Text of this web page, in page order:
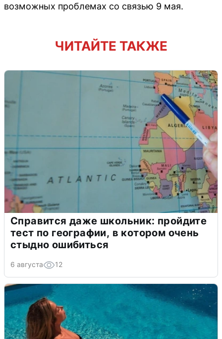
возможных проблемах со связью 9 мая.
ЧИТАЙТЕ ТАКЖЕ
Справится даже школьник: пройдите
тест по географии, в котором очень
стыдно ошибиться
6 августа 12